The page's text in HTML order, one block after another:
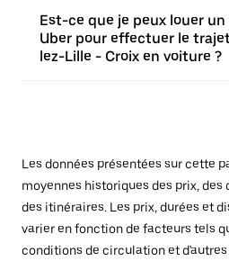
Est-ce que je peux louer
Uber pour effectuer le
lez-Lille - Croix en voiture ?
Les données présentées sur cette
moyennes historiques des prix, des
des itinéraires. Les prix, durées et
varier en fonction de facteurs tels
conditions de circulation et d'autres